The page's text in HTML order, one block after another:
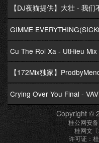
Cu The Roi Xa - UtHieu Mix
Crying Over You Final -
Copyright ©
桂公网安
桂网文
许可证：